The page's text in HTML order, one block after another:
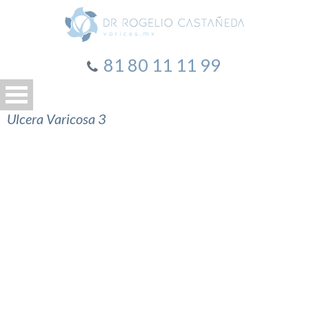
81 80 11 11 99
Ulcera Varicosa 3